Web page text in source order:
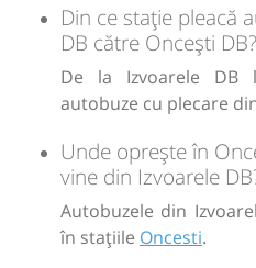
Din ce stație pleacă
DB către Oncești DB?
De la Izvoarele DB
autobuze cu plecare
Unde oprește în
vine din Izvoarele
Autobuzele din
în stațiile Oncesti.